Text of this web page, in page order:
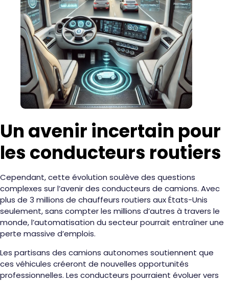
Un avenir incertain pour
les conducteurs routiers
Cependant, cette évolution soulève des questions
complexes sur l’avenir des conducteurs de camions. Avec
plus de 3 millions de chauffeurs routiers aux États-Unis
seulement, sans compter les millions d’autres à travers le
monde, l’automatisation du secteur pourrait entraîner une
perte massive d’emplois.
Les partisans des camions autonomes soutiennent que
ces véhicules créeront de nouvelles opportunités
professionnelles. Les conducteurs pourraient évoluer vers